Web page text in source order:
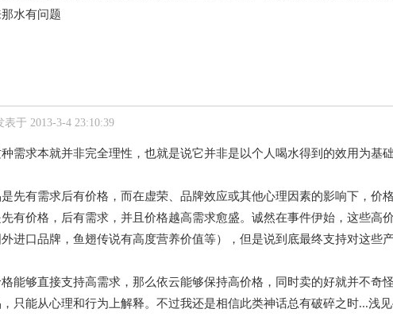
水有问题
表于 2013-3-4 23:10:39
需求本就并非完全理性，也就是说它并非是以个人喝水得到的效用为基础
先有需求后有价格，而在虚荣、品牌效应或其他心理因素的影响下，价
有价格，后有需求，并且价格越高需求愈盛。诚然在事件伊始，这些高
进口品牌，鱼翅传说有高度营养价值等），但是说到底最终支持对这些
格能够直接支持高需求，那么依云能够保持高价格，同时卖的好就并不奇
只能从心理和行为上解释。不过我还是相信此类神话总有破碎之时...浅